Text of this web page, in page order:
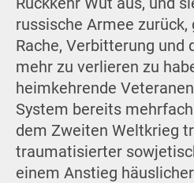
russische Armee zurück,
Rache, Verbitterung und
mehr zu verlieren zu
heimkehrende
System bereits
dem Zweiten Weltkrieg
traumatisierter
einem Anstieg